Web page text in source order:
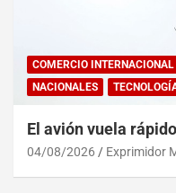
COMERCIO INTERNACIONAL
NACIONALES
El avión vuela
04/08/2026 Exprimidor